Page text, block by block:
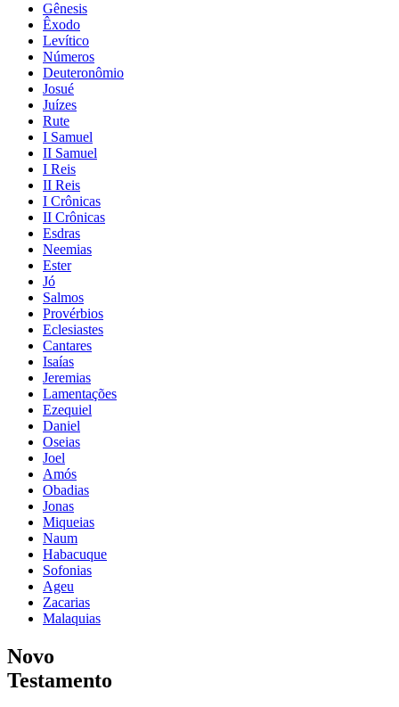
Gênesis
Êxodo
Levítico
Números
Deuteronômio
Josué
Juízes
Rute
I Samuel
II Samuel
I Reis
II Reis
I Crônicas
II Crônicas
Esdras
Neemias
Ester
Jó
Salmos
Provérbios
Eclesiastes
Cantares
Isaías
Jeremias
Lamentações
Ezequiel
Daniel
Oseias
Joel
Amós
Obadias
Jonas
Miqueias
Naum
Habacuque
Sofonias
Ageu
Zacarias
Malaquias
Novo
Testamento